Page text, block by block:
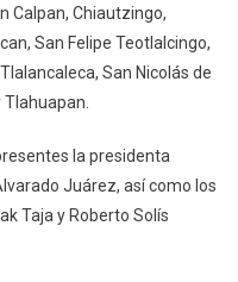
Calpan, Chiautzingo,
San Felipe Teotlalcingo,
San Nicolás de
Tlahuapan.
la presidenta
Juárez, así como los
Taja y Roberto Solís